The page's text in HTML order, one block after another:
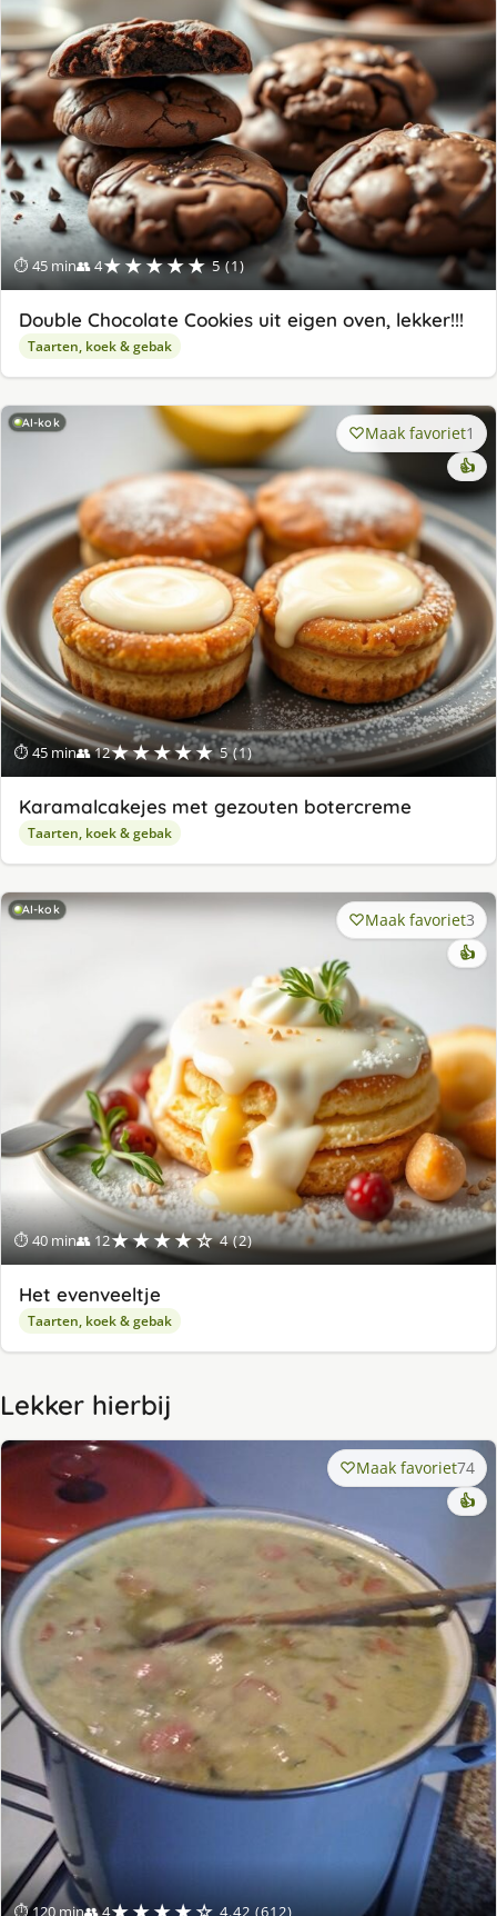
⏱ 45 min👥 4★★★★★ 5 (1)
Double Chocolate Cookies uit eigen oven, lekker!!!
Taarten, koek & gebak
AI-kok
⏱ 45 min👥 12★★★★★ 5 (1)
Maak favoriet1
👍
Karamalcakejes met gezouten botercreme
Taarten, koek & gebak
AI-kok
⏱ 40 min👥 12★★★★☆ 4 (2)
Maak favoriet3
👍
Het evenveeltje
Taarten, koek & gebak
Lekker hierbij
⏱ 120 min👥 4 4.42 (612)
Maak favoriet74
👍